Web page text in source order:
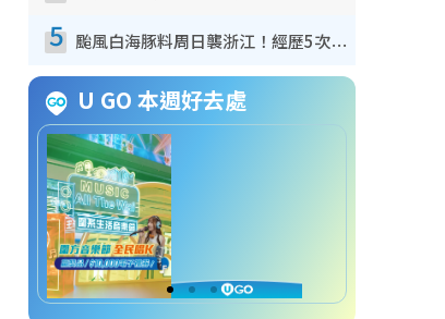
5 颱風白海豚料周日襲浙江！經歷5次「眼牆置換」極罕見 成登陸內地最長途颱風
U GO 本週好去處